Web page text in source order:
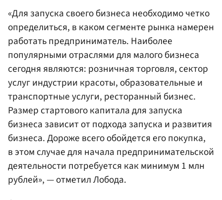
«Для запуска своего бизнеса необходимо четко
определиться, в каком сегменте рынка намерен
работать предприниматель. Наиболее
популярными отраслями для малого бизнеса
сегодня являются: розничная торговля, сектор
услуг индустрии красоты, образовательные и
транспортные услуги, ресторанный бизнес.
Размер стартового капитала для запуска
бизнеса зависит от подхода запуска и развития
бизнеса. Дороже всего обойдется его покупка,
в этом случае для начала предпринимательской
деятельности потребуется как минимум 1 млн
рублей», — отметил Лобода.